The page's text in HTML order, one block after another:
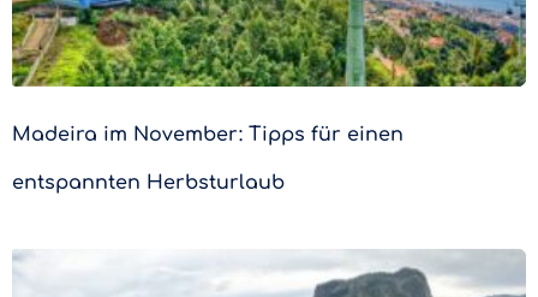
Madeira im November: Tipps für einen
entspannten Herbsturlaub